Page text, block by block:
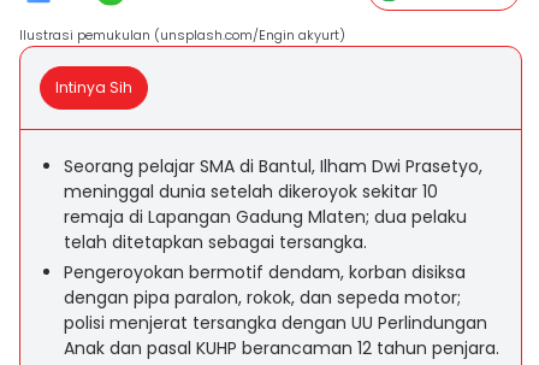
Ilustrasi pemukulan (unsplash.com/Engin akyurt)
Intinya Sih
Seorang pelajar SMA di Bantul, Ilham Dwi Prasetyo,
meninggal dunia setelah dikeroyok sekitar 10
remaja di Lapangan Gadung Mlaten; dua pelaku
telah ditetapkan sebagai tersangka.
Pengeroyokan bermotif dendam, korban disiksa
dengan pipa paralon, rokok, dan sepeda motor;
polisi menjerat tersangka dengan UU Perlindungan
Anak dan pasal KUHP berancaman 12 tahun penjara.